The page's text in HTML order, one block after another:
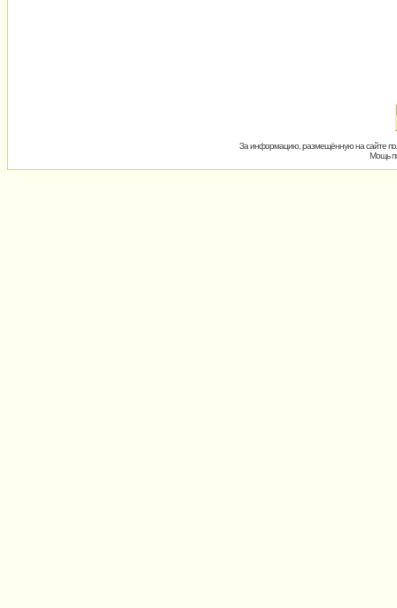
За информацию, размещённую на сайте
Мощь